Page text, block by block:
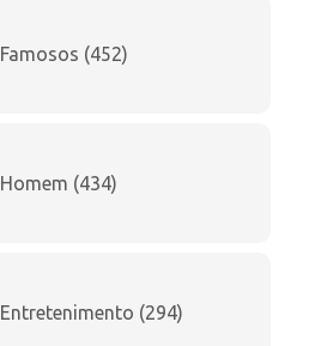
Famosos (452)
Homem (434)
Entretenimento (294)